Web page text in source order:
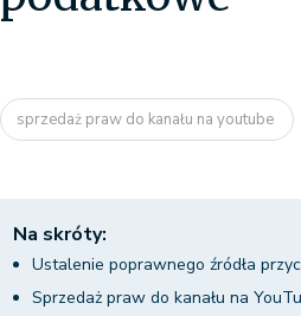
sprzedaż praw do kanału na youtube
Na skróty:
Ustalenie poprawnego źródła
Sprzedaż praw do kanału na